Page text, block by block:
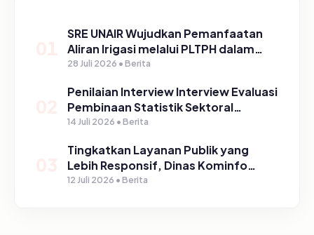
SRE UNAIR Wujudkan Pemanfaatan
Aliran Irigasi melalui PLTPH dalam
Program TIRTA PELITA di Desa
28 Juli 2026 • Berita
Penilaian Interview Interview Evaluasi
Pembinaan Statistik Sektoral
Kabupaten Pasuruan
14 Juli 2026 • Berita
Tingkatkan Layanan Publik yang
Lebih Responsif, Dinas Kominfo
Gelar Sosialisasi SP4N Lapor di
12 Juli 2026 • Berita